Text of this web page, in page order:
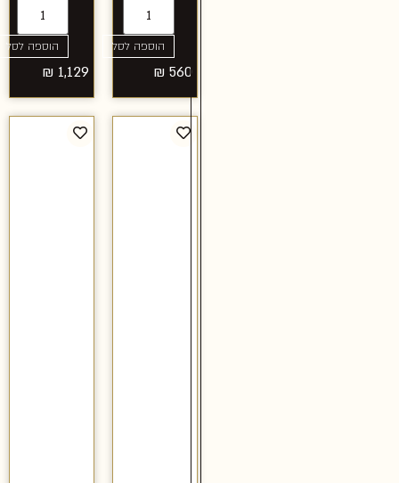
₪560
הוספה לסל
₪1,129
הוספה לסל